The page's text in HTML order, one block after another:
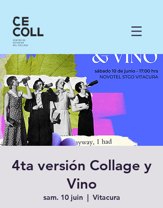
4ta versión Collage y
Vino
sam. 10 juin
  |
Vitacura